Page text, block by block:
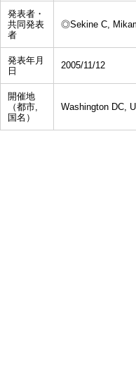
発表者・
共同発表
者
◎Sekine C,
発表年月
日
2005/11/12
開催地
（都市,
国名）
Washington DC,